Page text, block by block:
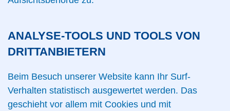
ANALYSE-TOOLS UND TOOLS VON
DRITTANBIETERN
Beim Besuch unserer Website kann Ihr Surf-
Verhalten statistisch ausgewertet werden. Das
geschieht vor allem mit Cookies und mit